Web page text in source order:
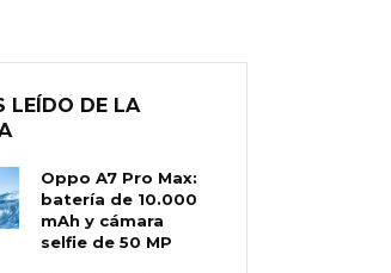
LEÍDO DE LA
Oppo A7 Pro Max:
batería de 10.000
mAh y cámara
selfie de 50 MP